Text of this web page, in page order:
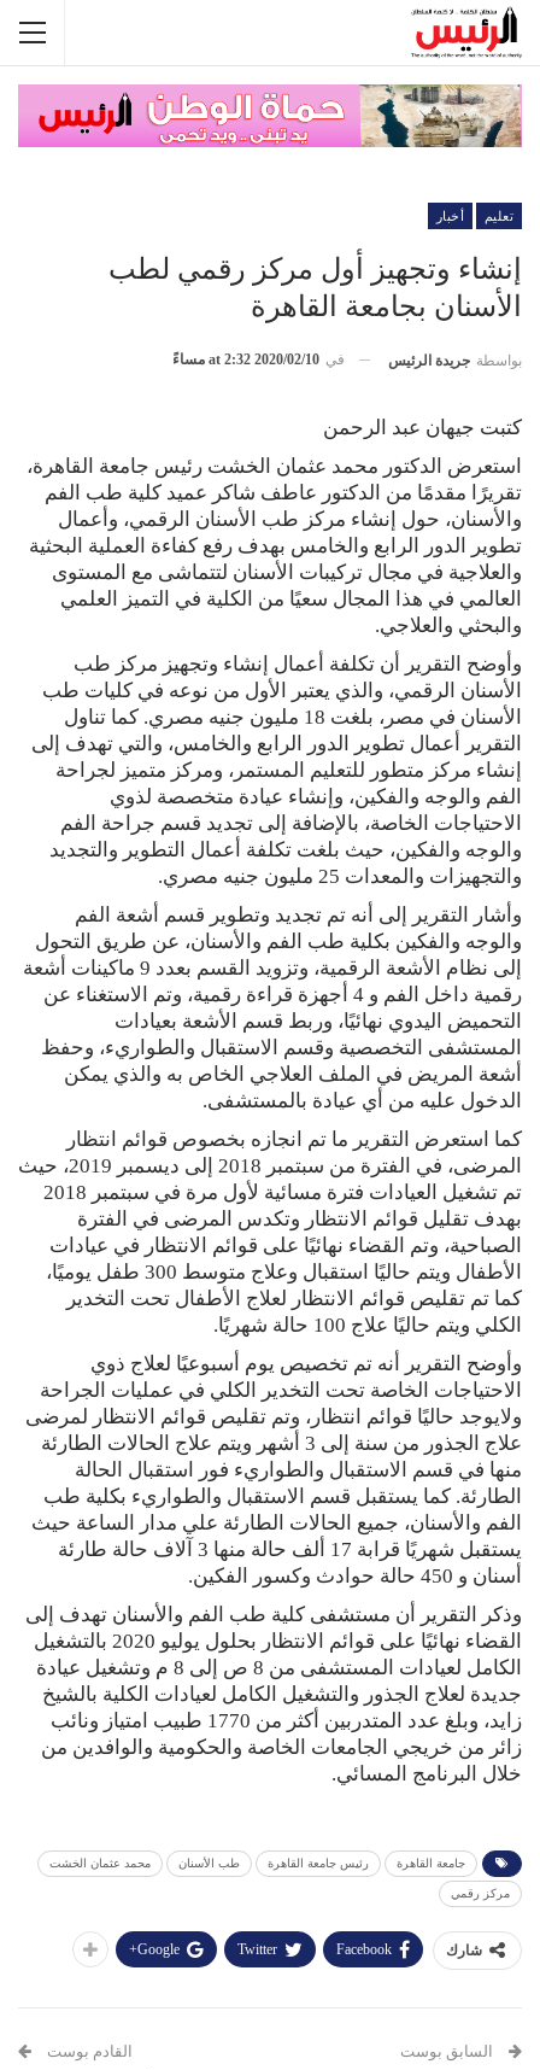
تعليم أخبار
إنشاء وتجهيز أول مركز رقمي لطب
الأسنان بجامعة القاهرة
بواسطة جريدة الرئيس في 2020/02/10 at 2:32 مساءً
كتبت جيهان عبد الرحمن
استعرض الدكتور محمد عثمان الخشت رئيس جامعة القاهرة،
تقريرًا مقدمًا من الدكتور عاطف شاكر عميد كلية طب الفم
والأسنان، حول إنشاء مركز طب الأسنان الرقمي، وأعمال
تطوير الدور الرابع والخامس بهدف رفع كفاءة العملية البحثية
والعلاجية في مجال تركيبات الأسنان لتتماشى مع المستوى
العالمي في هذا المجال سعيًا من الكلية في التميز العلمي
والبحثي والعلاجي.
وأوضح التقرير أن تكلفة أعمال إنشاء وتجهيز مركز طب
الأسنان الرقمي، والذي يعتبر الأول من نوعه في كليات طب
الأسنان في مصر، بلغت 18 مليون جنيه مصري. كما تناول
التقرير أعمال تطوير الدور الرابع والخامس، والتي تهدف إلى
إنشاء مركز متطور للتعليم المستمر، ومركز متميز لجراحة
الفم والوجه والفكين، وإنشاء عيادة متخصصة لذوي
الاحتياجات الخاصة، بالإضافة إلى تجديد قسم جراحة الفم
والوجه والفكين، حيث بلغت تكلفة أعمال التطوير والتجديد
والتجهيزات والمعدات 25 مليون جنيه مصري.
وأشار التقرير إلى أنه تم تجديد وتطوير قسم أشعة الفم
والوجه والفكين بكلية طب الفم والأسنان، عن طريق التحول
إلى نظام الأشعة الرقمية، وتزويد القسم بعدد 9 ماكينات أشعة
رقمية داخل الفم و 4 أجهزة قراءة رقمية، وتم الاستغناء عن
التحميض اليدوي نهائيًا، وربط قسم الأشعة بعيادات
المستشفى التخصصية وقسم الاستقبال والطواريء، وحفظ
أشعة المريض في الملف العلاجي الخاص به والذي يمكن
الدخول عليه من أي عيادة بالمستشفى.
كما استعرض التقرير ما تم انجازه بخصوص قوائم انتظار
المرضى، في الفترة من سبتمبر 2018 إلى ديسمبر 2019، حيث
تم تشغيل العيادات فترة مسائية لأول مرة في سبتمبر 2018
بهدف تقليل قوائم الانتظار وتكدس المرضى في الفترة
الصباحية، وتم القضاء نهائيًا على قوائم الانتظار في عيادات
الأطفال ويتم حاليًا استقبال وعلاج متوسط 300 طفل يوميًا،
كما تم تقليص قوائم الانتظار لعلاج الأطفال تحت التخدير
الكلي ويتم حاليًا علاج 100 حالة شهريًا.
وأوضح التقرير أنه تم تخصيص يوم أسبوعيًا لعلاج ذوي
الاحتياجات الخاصة تحت التخدير الكلي في عمليات الجراحة
ولايوجد حاليًا قوائم انتظار، وتم تقليص قوائم الانتظار لمرضى
علاج الجذور من سنة إلى 3 أشهر ويتم علاج الحالات الطارئة
منها في قسم الاستقبال والطواريء فور استقبال الحالة
الطارئة. كما يستقبل قسم الاستقبال والطواريء بكلية طب
الفم والأسنان، جميع الحالات الطارئة علي مدار الساعة حيث
يستقبل شهريًا قرابة 17 ألف حالة منها 3 آلاف حالة طارئة
أسنان و 450 حالة حوادث وكسور الفكين.
وذكر التقرير أن مستشفى كلية طب الفم والأسنان تهدف إلى
القضاء نهائيًا على قوائم الانتظار بحلول يوليو 2020 بالتشغيل
الكامل لعيادات المستشفى من 8 ص إلى 8 م وتشغيل عيادة
جديدة لعلاج الجذور والتشغيل الكامل لعيادات الكلية بالشيخ
زايد، وبلغ عدد المتدربين أكثر من 1770 طبيب امتياز ونائب
زائر من خريجي الجامعات الخاصة والحكومية والوافدين من
خلال البرنامج المسائي.
جامعة القاهرة رئيس جامعة القاهرة طب الأسنان محمد عثمان الخشت
مركز رقمي
شارك Facebook
Twitter
Google+
السابق بوست القادم بوست